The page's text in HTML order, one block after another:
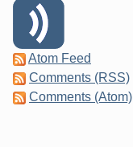
Atom Feed
Comments (RSS)
Comments (Atom)